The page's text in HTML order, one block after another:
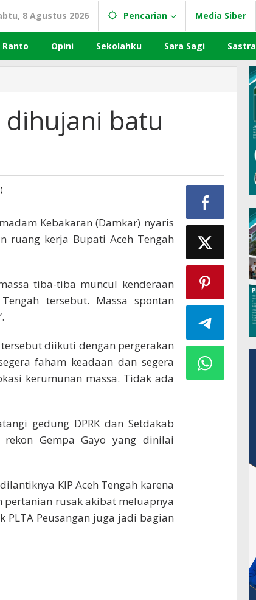
8 Agustus 2026 Pencarian Media Siber
Ranto Opini Sekolahku Sara Sagi Sastra
dihujani batu
Kebakaran (Damkar) nyaris
ruang kerja Bupati Aceh Tengah
tiba-tiba muncul kenderaan
tersebut. Massa spontan
diikuti dengan pergerakan
faham keadaan dan segera
kerumunan massa. Tidak ada
gedung DPRK dan Setdakab
Gempa Gayo yang dinilai
KIP Aceh Tengah karena
pertanian rusak akibat meluapnya
Peusangan juga jadi bagian